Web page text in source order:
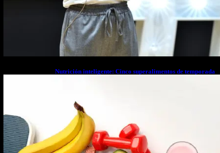
Nutrición inteligente: Cinco superalimentos de temporada